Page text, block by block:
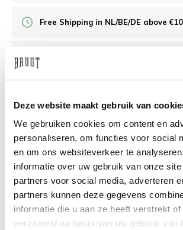
Deze website maakt gebruik van
We gebruiken cookies om content en
personaliseren, om functies voor social
en om ons websiteverkeer te
informatie over uw gebruik van onze
partners voor social media, adverteren
partners kunnen deze gegevens
informatie die u aan ze heeft verstrekt
verzameld op basis van uw gebruik van
Free Shipping in NL/BE/DE above
Need help?We're glad to help
Live chat
About this product
Shipment and returns